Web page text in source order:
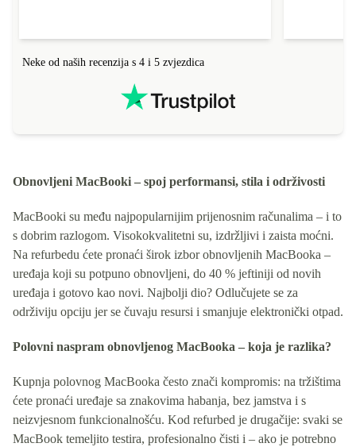
Neke od naših recenzija s 4 i 5 zvjezdica
Obnovljeni MacBooki – spoj performansi, stila i održivosti
MacBooki su među najpopularnijim prijenosnim računalima – i to
s dobrim razlogom. Visokokvalitetni su, izdržljivi i zaista moćni.
Na refurbedu ćete pronaći širok izbor obnovljenih MacBooka –
uređaja koji su potpuno obnovljeni, do 40 % jeftiniji od novih
uređaja i gotovo kao novi. Najbolji dio? Odlučujete se za
održiviju opciju jer se čuvaju resursi i smanjuje elektronički otpad.
Polovni naspram obnovljenog MacBooka – koja je razlika?
Kupnja polovnog MacBooka često znači kompromis: na tržištima
ćete pronaći uređaje sa znakovima habanja, bez jamstva i s
neizvjesnom funkcionalnošću. Kod refurbed je drugačije: svaki se
MacBook temeljito testira, profesionalno čisti i – ako je potrebno